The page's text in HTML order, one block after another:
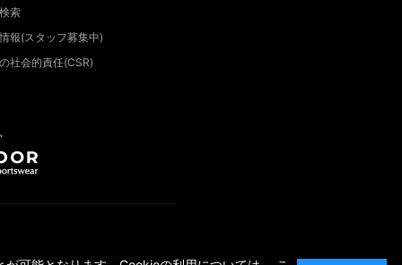
索
報(スタッフ募集中)
社会的責任(CSR)